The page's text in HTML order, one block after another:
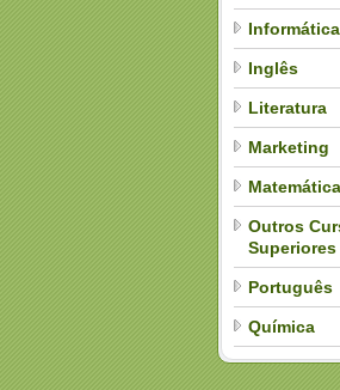
Informática
Inglês
Literatura
Marketing
Matemática
Outros
Superiores
Português
Química